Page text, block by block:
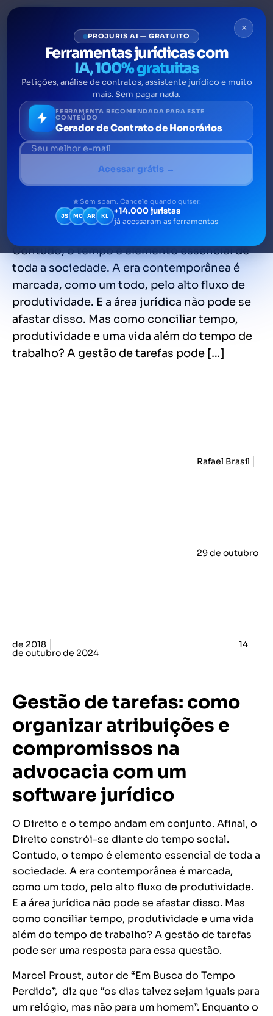
Gestão de tarefas: como
organizar atividades em
escritórios de advocacia
Gestão de tarefas: como organizar
atribuições e compromissos na advocacia
com um software jurídico O Direito e o
tempo andam em conjunto. Afinal, o Direito
Contudo, o tempo é elemento essencial de
toda a sociedade. A era contemporânea é
marcada, como um todo, pelo alto fluxo de
produtividade. E a área jurídica não pode se
afastar disso. Mas como conciliar tempo,
produtividade e uma vida além do tempo de
trabalho? A gestão de tarefas pode […]
Rafael Brasil
29 de outubro
de 2018 14
de outubro de 2024
Gestão de tarefas: como
organizar atribuições e
compromissos na
advocacia com um
software jurídico
O Direito e o tempo andam em conjunto. Afinal, o
Direito constrói-se diante do tempo social.
Contudo, o tempo é elemento essencial de toda a
sociedade. A era contemporânea é marcada,
como um todo, pelo alto fluxo de produtividade.
E a área jurídica não pode se afastar disso. Mas
como conciliar tempo, produtividade e uma vida
além do tempo de trabalho? A gestão de tarefas
pode ser uma resposta para essa questão.
Marcel Proust, autor de “Em Busca do Tempo
Perdido”, diz que “os dias talvez sejam iguais para
um relógio, mas não para um homem”. Enquanto o
×
PROJURIS AI — GRATUITO
Ferramentas jurídicas com
IA, 100% gratuitas
Petições, análise de contratos, assistente jurídico e muito
mais. Sem pagar nada.
FERRAMENTA RECOMENDADA PARA ESTE
CONTEÚDO
Gerador de Contrato de Honorários
Acessar grátis →
Sem spam. Cancele quando quiser.
JS MC AR KL +14.000 juristas
já acessaram as ferramentas